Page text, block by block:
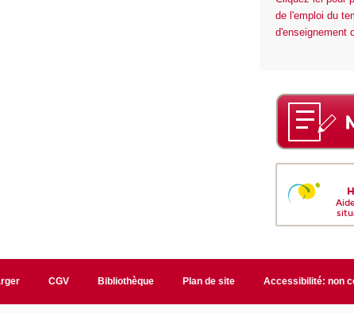
de l'emploi du
d'enseignement
CGV Bibliothèque Plan de site Accessibilité: non